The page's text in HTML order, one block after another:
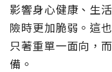
影響身心健康、生
險時更加脆弱。這
只著重單一面向，
備。